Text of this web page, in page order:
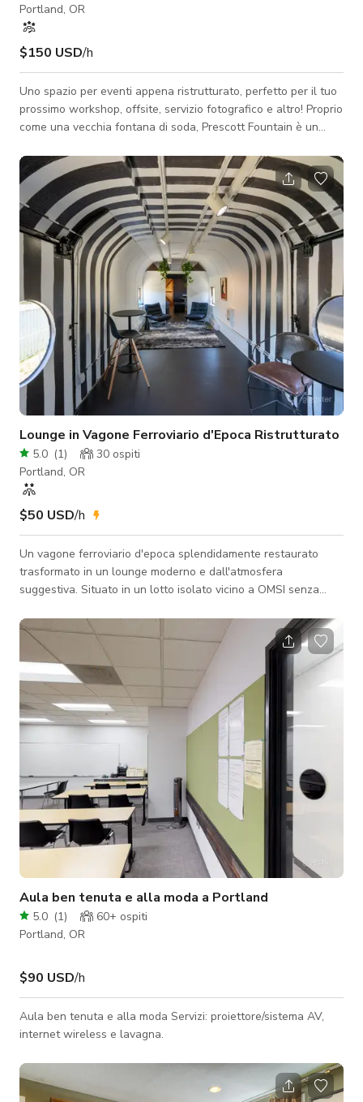
Portland, OR
$150 USD/h
Uno spazio per eventi appena ristrutturato, perfetto per il tuo
prossimo workshop, offsite, servizio fotografico e altro! Proprio
come una vecchia fontana di soda, Prescott Fountain è un
condivide una soda - o, nel nostro caso, un caffè. Ha molta
luce naturale, tre aree lounge e due cabine telefoniche
private. C'è un bar per caffè completamente fornito con una
macchina espresso La Marzocco (caffè in grani e latte inclusi!),
pia
Lounge in Vagone Ferroviario d'Epoca Ristrutturato
5.0 (1) 30 ospiti
Portland, OR
$50 USD/h
Un vagone ferroviario d'epoca splendidamente restaurato
trasformato in un lounge moderno e dall'atmosfera
suggestiva. Situato in un lotto isolato vicino a OMSI senza
riunioni o anche eventi con musica intensa. Perfetto per: eventi
DJ, club, listening party, compleanni e ritrovi aziendali notturni.
Il Lounge Principale: soffitti ad arco, illuminazione regolabile e
ampi posti a sedere in velluto blu lussuoso per tutta la tua
squ
Aula ben tenuta e alla moda a Portland
5.0 (1) 60+ ospiti
Portland, OR
$90 USD/h
Aula ben tenuta e alla moda Servizi: proiettore/sistema AV,
internet wireless e lavagna.